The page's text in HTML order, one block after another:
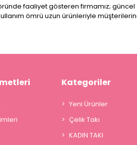
faaliyet gösteren firmamız; güncel
ömrü uzun ürünleriyle
Kategoriler
Yeni Ürünler
Çelik Takı
KADIN TAKI